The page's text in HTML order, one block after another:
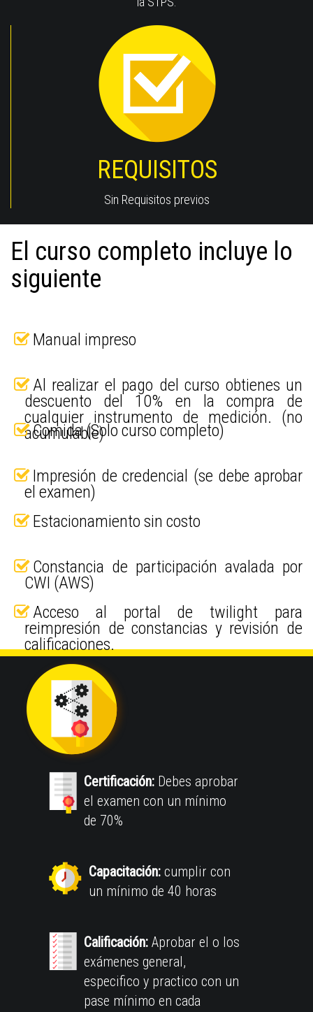
REQUISITOS
Sin Requisitos previos
El curso completo incluye lo
siguiente
Manual impreso
Al realizar el pago del curso obtienes un
descuento del 10% en la compra de
cualquier instrumento de medición. (no
acumulable)
Comida (Solo curso completo)
Impresión de credencial (se debe aprobar
el examen)
Estacionamiento sin costo
Constancia de participación avalada por
CWI (AWS)
Acceso al portal de twilight para
reimpresión de constancias y revisión de
calificaciones.
Certificación: Debes aprobar
el examen con un mínimo
de 70%
Capacitación: cumplir con
un mínimo de 40 horas
Calificación: Aprobar el o los
exámenes general,
especifico y practico con un
pase mínimo en cada